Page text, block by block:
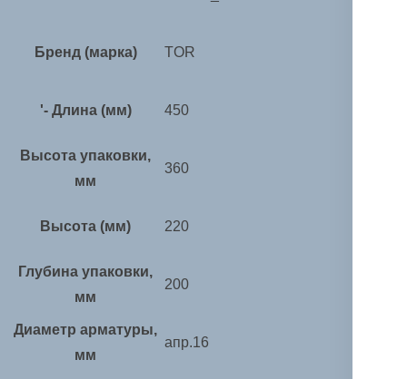
Бренд (марка) TOR
'- Длина (мм) 450
Высота упаковки,
мм
360
Высота (мм) 220
Глубина упаковки,
мм
200
Диаметр арматуры,
мм
апр.16